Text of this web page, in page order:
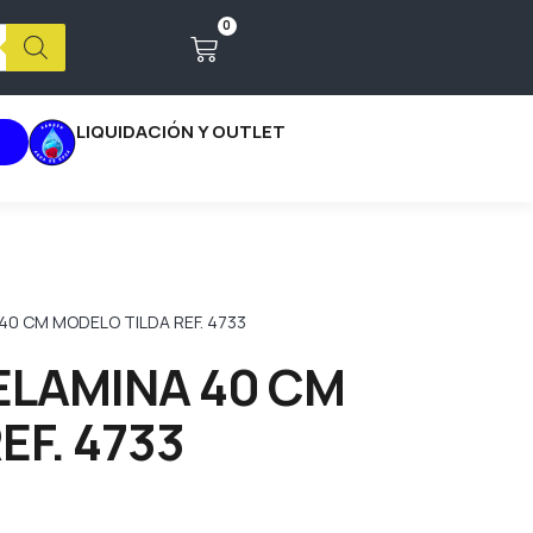
0
LIQUIDACIÓN Y OUTLET
CM MODELO TILDA REF. 4733
40 CM
4733